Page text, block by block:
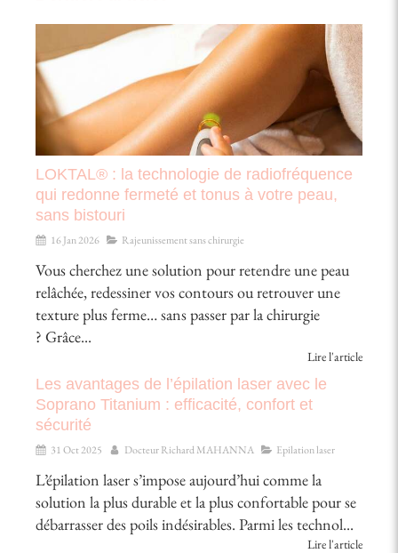
LOKTAL® : la technologie de radiofréquence
qui redonne fermeté et tonus à votre peau,
sans bistouri
16 Jan 2026 Rajeunissement sans chirurgie
Vous cherchez une solution pour retendre une peau
relâchée, redessiner vos contours ou retrouver une
texture plus ferme… sans passer par la chirurgie
? Grâce...
Lire l'article
Les avantages de l’épilation laser avec le
Soprano Titanium : efficacité, confort et
sécurité
31 Oct 2025 Docteur Richard MAHANNA Epilation laser
L’épilation laser s’impose aujourd’hui comme la
solution la plus durable et la plus confortable pour se
débarrasser des poils indésirables. Parmi les technol...
Lire l'article